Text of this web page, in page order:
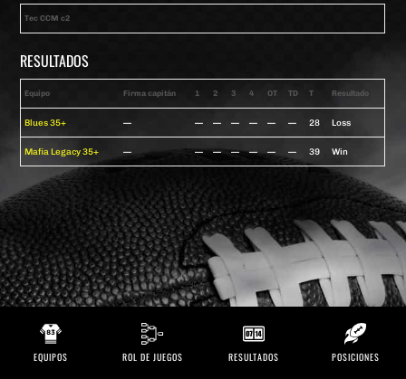
Tec CCM c2
RESULTADOS
Equipo Firma capitán 1 2 3 4 OT TD T Resultado
Blues 35+ — — — — — — — 28 Loss
Mafia Legacy 35+ — — — — — — — 39 Win
EQUIPOS ROL DE JUEGOS RESULTADOS POSICIONES